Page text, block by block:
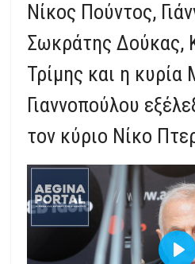
Νίκος Πούντος,
Σωκράτης Δούκας,
Τρίμης και η κυρία
Γιαννοπούλου
τον κύριο Νίκο